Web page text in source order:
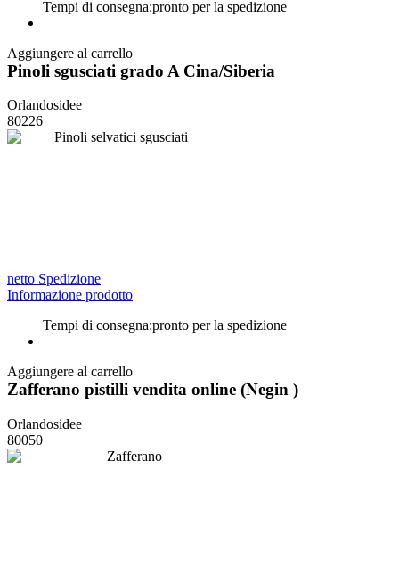
Tempi di consegna:pronto per la spedizione
Aggiungere al carrello
Pinoli sgusciati grado A Cina/Siberia
Orlandosidee
80226
netto Spedizione
Informazione prodotto
Tempi di consegna:pronto per la spedizione
Aggiungere al carrello
Zafferano pistilli vendita online (Negin )
Orlandosidee
80050